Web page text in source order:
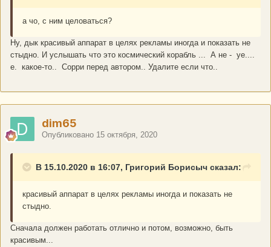
а чо, с ним целоваться?
Ну, дык красивый аппарат в целях рекламы иногда и показать не
стыдно. И услышать что это космический корабль ... А не - уе....
е. какое-то.. Сорри перед автором.. Удалите если что..
dim65
Опубликовано 15 октября, 2020
В 15.10.2020 в 16:07, Григорий Борисыч сказал:
красивый аппарат в целях рекламы иногда и показать не
стыдно.
Сначала должен работать отлично и потом, возможно, быть
красивым...